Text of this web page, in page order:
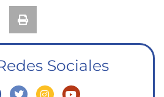
Sociales